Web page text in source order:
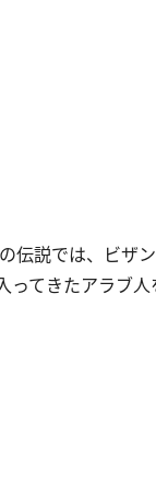
伝説では、ビザ
てきたアラブ